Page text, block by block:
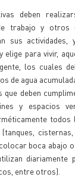
deben
trabajo y
sus
elige para vivir,
los cuales
de agua
que deben
y espacios
boca abajo
diariamente
entre otros).